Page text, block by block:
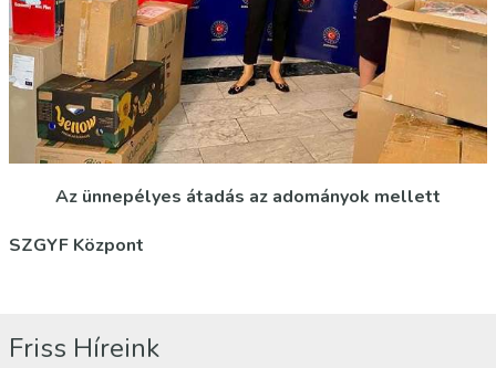
Az ünnepélyes átadás az adományok mellett
SZGYF Központ
Friss Híreink